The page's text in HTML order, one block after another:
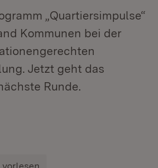
„Quartiersimpulse“
Kommunen bei der
Jetzt geht das
Runde.